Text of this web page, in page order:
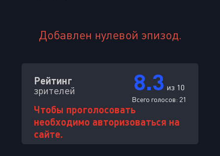
Добавлен нулевой эпизод.
Рейтинг
зрителей 8.3 из 10
Всего голосов: 21
Чтобы проголосовать
необходимо авторизоваться на
сайте.